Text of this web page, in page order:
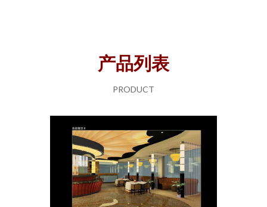
产品列表
PRODUCT